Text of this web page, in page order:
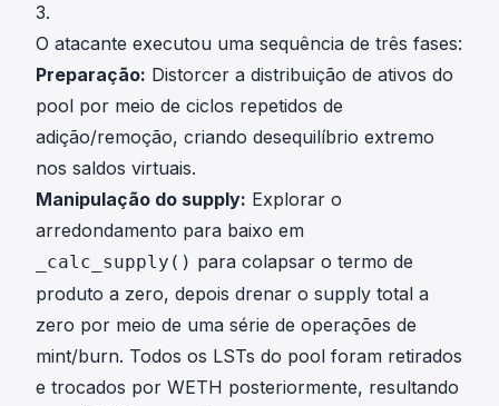
3.
O atacante executou uma sequência de três fases:
Preparação: Distorcer a distribuição de ativos do
pool por meio de ciclos repetidos de
adição/remoção, criando desequilíbrio extremo
nos saldos virtuais.
Manipulação do supply: Explorar o
arredondamento para baixo em
_calc_supply() para colapsar o termo de
produto a zero, depois drenar o supply total a
zero por meio de uma série de operações de
mint/burn. Todos os LSTs do pool foram retirados
e trocados por WETH posteriormente, resultando